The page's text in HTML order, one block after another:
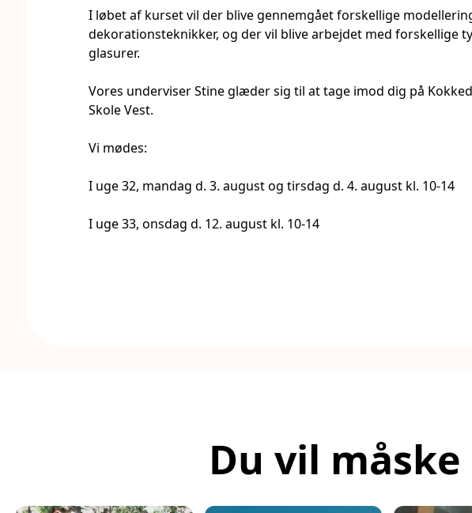
I løbet af kurset vil der blive gennemgået forskellige
dekorationsteknikker, og der vil blive arbejdet med forskellige
glasurer.
Vores underviser Stine glæder sig til at tage imod dig på
Skole Vest.
Vi mødes:
I uge 32, mandag d. 3. august og tirsdag d. 4. august kl. 10-14
I uge 33, onsdag d. 12. august kl. 10-14
Du vil